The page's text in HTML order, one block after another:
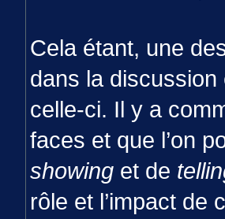
Cela étant, une
dans la
celle-ci. Il y a
faces et que l’on
showing et de
rôle et l’impact de